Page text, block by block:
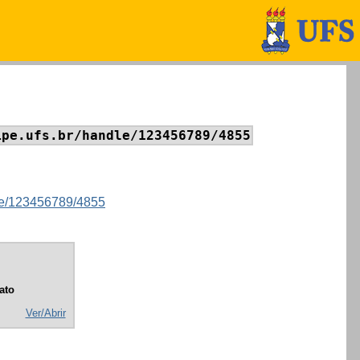
handle/123456789/4855
123456789/4855
Ver/Abrir